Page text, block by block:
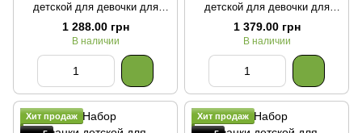
детской для девочки для
вышивания бисером
1 288.00 грн
В наличии
детской для девочки для
вышивания бисером
1 379.00 грн
В наличии
Хит продаж
Хит продаж